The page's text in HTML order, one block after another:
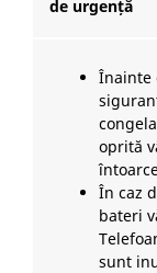
de urgență
Înainte
oprită
În caz
bateri
sunt